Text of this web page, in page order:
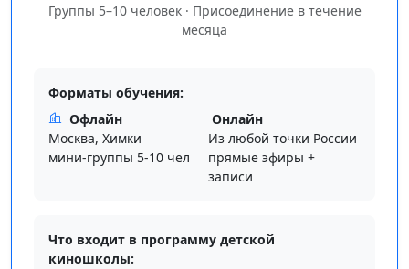
Группы 5–10 человек · Присоединение в течение
месяца
Форматы обучения:
Офлайн
Москва, Химки
мини-группы 5-10 чел
Онлайн
Из любой точки России
прямые эфиры +
записи
Что входит в программу детской
киношколы: